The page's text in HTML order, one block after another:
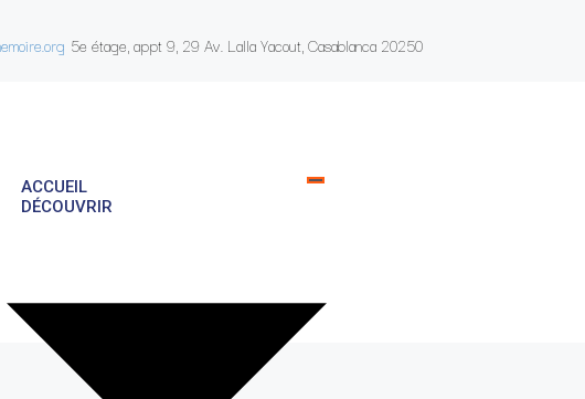
5e étage, appt 9, 29 Av. Lalla Yacout, Casablanca 20250
ACCUEIL
DÉCOUVRIR